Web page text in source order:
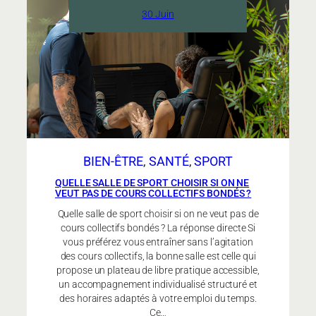
et
une
salle
de
sport
low
cost
?
30 Juin
BIEN-ÊTRE, SANTÉ, SPORT
QUELLE SALLE DE SPORT CHOISIR SI ON NE
VEUT PAS DE COURS COLLECTIFS BONDÉS ?
Quelle salle de sport choisir si on ne veut pas de
cours collectifs bondés ? La réponse directe Si
vous préférez vous entraîner sans l’agitation
des cours collectifs, la bonne salle est celle qui
propose un plateau de libre pratique accessible,
un accompagnement individualisé structuré et
des horaires adaptés à votre emploi du temps.
Ce…